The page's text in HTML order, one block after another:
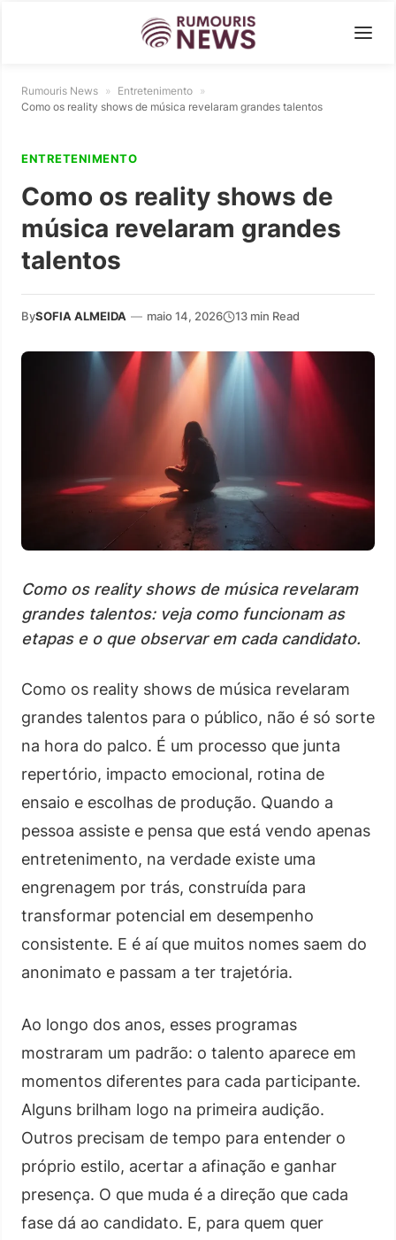
Rumouris News » Entretenimento »
Como os reality shows de música revelaram grandes talentos
ENTRETENIMENTO
Como os reality shows de
música revelaram grandes
talentos
BySOFIA ALMEIDA — maio 14, 2026 13 min Read
Como os reality shows de música revelaram
grandes talentos: veja como funcionam as
etapas e o que observar em cada candidato.
Como os reality shows de música revelaram
grandes talentos para o público, não é só sorte
na hora do palco. É um processo que junta
repertório, impacto emocional, rotina de
ensaio e escolhas de produção. Quando a
pessoa assiste e pensa que está vendo apenas
entretenimento, na verdade existe uma
engrenagem por trás, construída para
transformar potencial em desempenho
consistente. E é aí que muitos nomes saem do
anonimato e passam a ter trajetória.
Ao longo dos anos, esses programas
mostraram um padrão: o talento aparece em
momentos diferentes para cada participante.
Alguns brilham logo na primeira audição.
Outros precisam de tempo para entender o
próprio estilo, acertar a afinação e ganhar
presença. O que muda é a direção que cada
fase dá ao candidato. E, para quem quer